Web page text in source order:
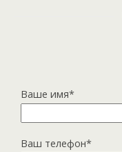
Ваше имя*
Ваш телефон*